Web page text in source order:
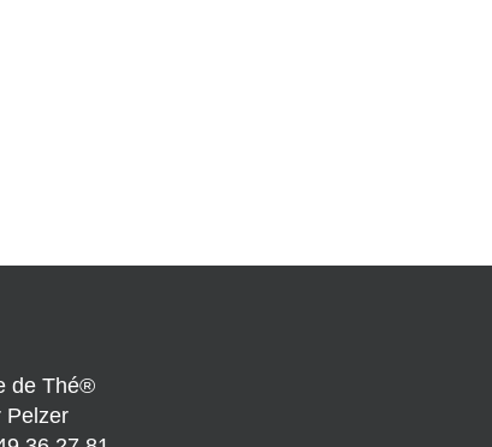
de Thé®
Pelzer